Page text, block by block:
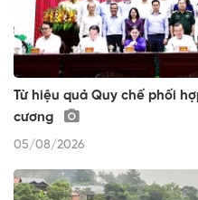
Từ hiệu quả Quy chế phối
cương
05/08/2026